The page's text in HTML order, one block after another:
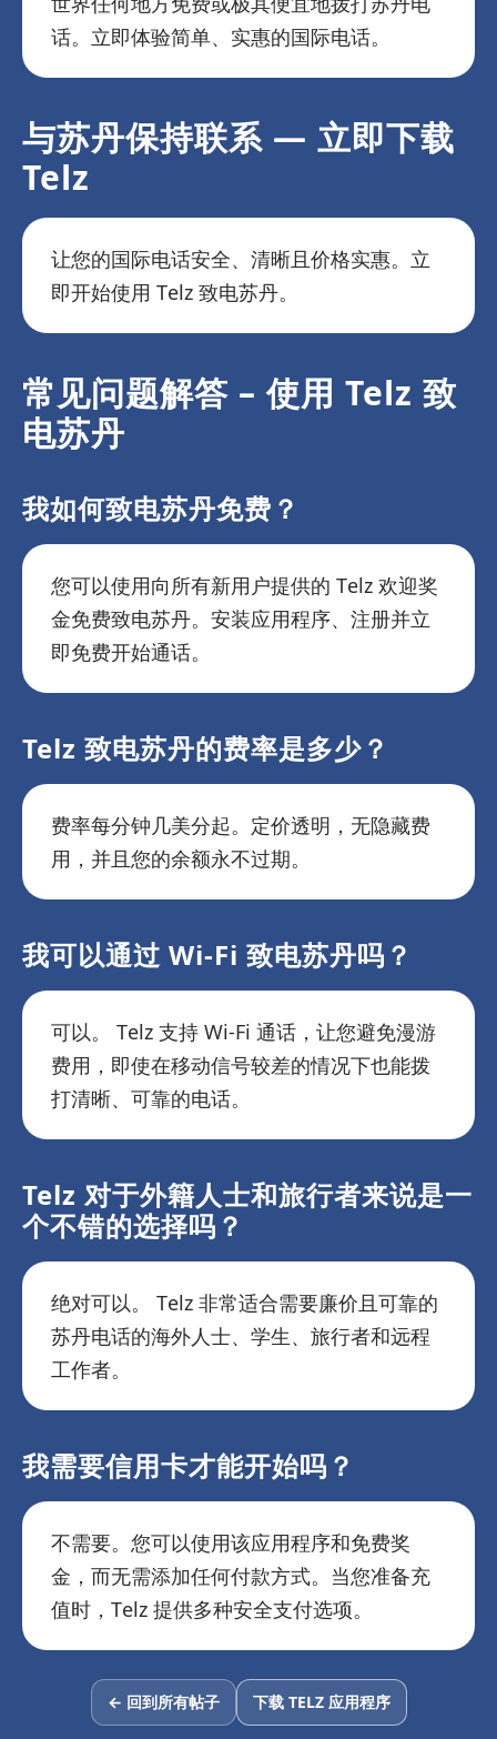
话。立即体验简单、实惠的国际电话。
与苏丹保持联系 — 立即下载
Telz
让您的国际电话安全、清晰且价格实惠。立
即开始使用 Telz 致电苏丹。
常见问题解答 – 使用 Telz 致
电苏丹
我如何致电苏丹免费？
您可以使用向所有新用户提供的 Telz 欢迎奖
金免费致电苏丹。安装应用程序、注册并立
即免费开始通话。
Telz 致电苏丹的费率是多少？
费率每分钟几美分起。定价透明，无隐藏费
用，并且您的余额永不过期。
我可以通过 Wi-Fi 致电苏丹吗？
可以。 Telz 支持 Wi-Fi 通话，让您避免漫游
费用，即使在移动信号较差的情况下也能拨
打清晰、可靠的电话。
Telz 对于外籍人士和旅行者来说是一
个不错的选择吗？
绝对可以。 Telz 非常适合需要廉价且可靠的
苏丹电话的海外人士、学生、旅行者和远程
工作者。
我需要信用卡才能开始吗？
不需要。您可以使用该应用程序和免费奖
金，而无需添加任何付款方式。当您准备充
值时，Telz 提供多种安全支付选项。
← 回到所有帖子 下载 TELZ 应用程序